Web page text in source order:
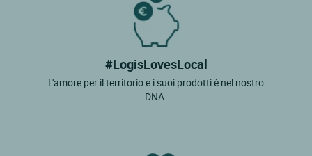
#LogisLovesLocal
L'amore per il territorio e i suoi prodotti è nel nostro
DNA.